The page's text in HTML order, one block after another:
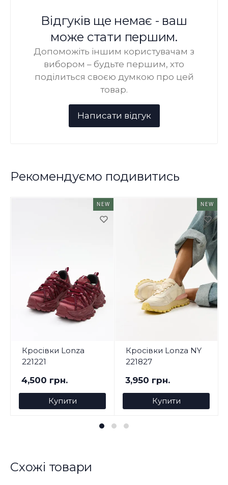
Відгуків ще немає - ваш
може стати першим.
Допоможіть іншим користувачам з
вибором – будьте першим, хто
поділиться своєю думкою про цей
товар.
Рекомендуємо подивитись
NEW
Кросівки Lonza
221221
4,500 грн.
Купити
NEW
Кросівки Lonza NY
221827
3,950 грн.
Купити
Схожі товари